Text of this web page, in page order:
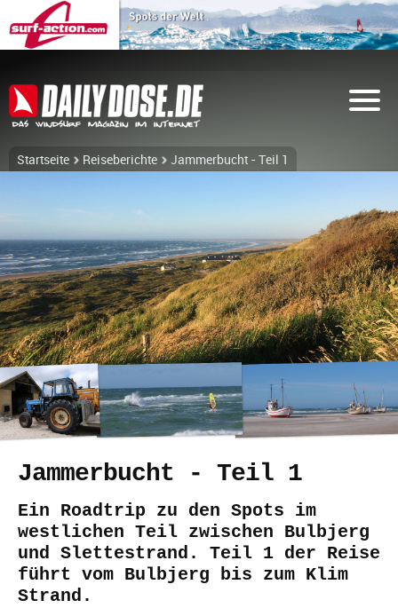
Startseite Reiseberichte Jammerbucht - Teil 1
Jammerbucht - Teil 1
Ein Roadtrip zu den Spots im
westlichen Teil zwischen Bulbjerg
und Slettestrand. Teil 1 der Reise
führt vom Bulbjerg bis zum Klim
Strand.